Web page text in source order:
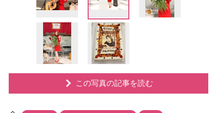
この写真の記事を読む